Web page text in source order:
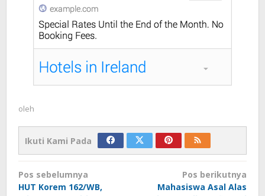
oleh
Ikuti Kami Pada
Navigasi
pos
Pos sebelumnya
HUT Korem 162/WB,
Pos berikutnya
Mahasiswa Asal Alas